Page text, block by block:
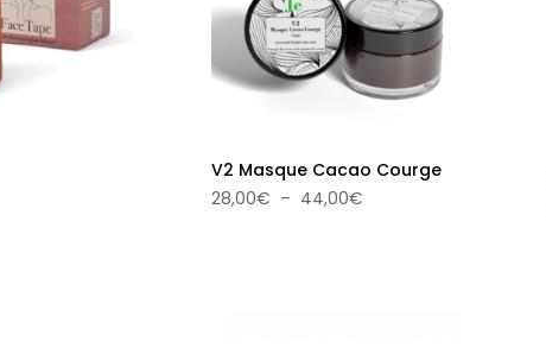
V2 Masque Cacao Courge
28,00€ – 44,00€Plage